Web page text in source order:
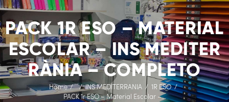
PACK 1R ESO – MATERIAL
ESCOLAR – INS MEDITER
RÀNIA – COMPLETO
Home INS MEDITERRANIA
1R ESO
PACK 1r ESO – Material Escolar –...